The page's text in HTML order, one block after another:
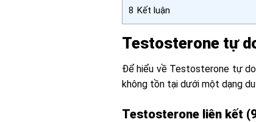
8 Kết luận
Testosterone tự
Để hiểu về Testosterone tự
không tồn tại dưới một dạng
Testosterone liên kết